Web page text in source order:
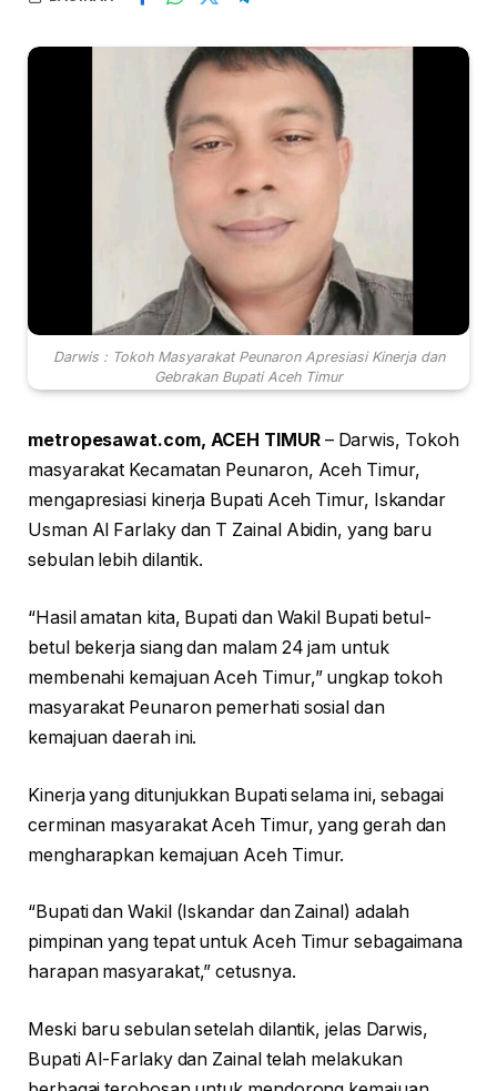
Darwis : Tokoh Masyarakat Peunaron Apresiasi Kinerja dan
Gebrakan Bupati Aceh Timur
metropesawat.com, ACEH TIMUR– Darwis, Tokoh
masyarakat Kecamatan Peunaron, Aceh Timur,
mengapresiasi kinerja Bupati Aceh Timur, Iskandar
Usman Al Farlaky dan T Zainal Abidin, yang baru
sebulan lebih dilantik.
“Hasil amatan kita, Bupati dan Wakil Bupati betul-
betul bekerja siang dan malam 24 jam untuk
membenahi kemajuan Aceh Timur,” ungkap tokoh
masyarakat Peunaron pemerhati sosial dan
kemajuan daerah ini.
Kinerja yang ditunjukkan Bupati selama ini, sebagai
cerminan masyarakat Aceh Timur, yang gerah dan
mengharapkan kemajuan Aceh Timur.
“Bupati dan Wakil (Iskandar dan Zainal) adalah
pimpinan yang tepat untuk Aceh Timur sebagaimana
harapan masyarakat,” cetusnya.
Meski baru sebulan setelah dilantik, jelas Darwis,
Bupati Al-Farlaky dan Zainal telah melakukan